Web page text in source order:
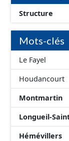
terrains à
delà des
Structure
Mots-clés
Le Fayel
Houdancourt
Montmartin
Longueil-
Hémévillers